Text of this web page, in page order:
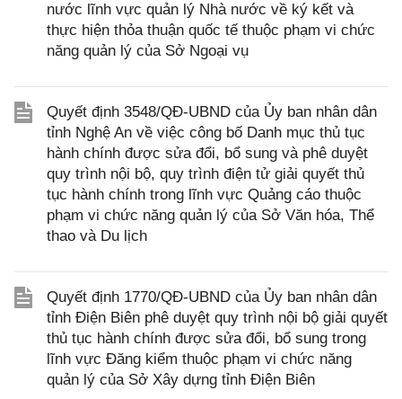
nước lĩnh vực quản lý Nhà nước về ký kết và
thực hiện thỏa thuận quốc tế thuộc phạm vi chức
năng quản lý của Sở Ngoại vụ
Quyết định 3548/QĐ-UBND của Ủy ban nhân dân
tỉnh Nghệ An về việc công bố Danh mục thủ tục
hành chính được sửa đổi, bổ sung và phê duyệt
quy trình nội bộ, quy trình điện tử giải quyết thủ
tục hành chính trong lĩnh vực Quảng cáo thuộc
phạm vi chức năng quản lý của Sở Văn hóa, Thể
thao và Du lịch
Quyết định 1770/QĐ-UBND của Ủy ban nhân dân
tỉnh Điện Biên phê duyệt quy trình nội bộ giải quyết
thủ tục hành chính được sửa đổi, bổ sung trong
lĩnh vực Đăng kiểm thuộc phạm vi chức năng
quản lý của Sở Xây dựng tỉnh Điện Biên